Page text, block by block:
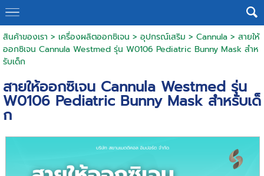
สินค้าของเรา > เครื่องผลิตออกซิเจน > อุปกรณ์เสริม > Cannula> สายให้
ออกซิเจน Cannula Westmed รุ่น W0106 Pediatric Bunny Mask สำห
รับเด็ก
สายให้ออกซิเจน Cannula Westmed รุ่น
W0106 Pediatric Bunny Mask สำหรับเด็
ก